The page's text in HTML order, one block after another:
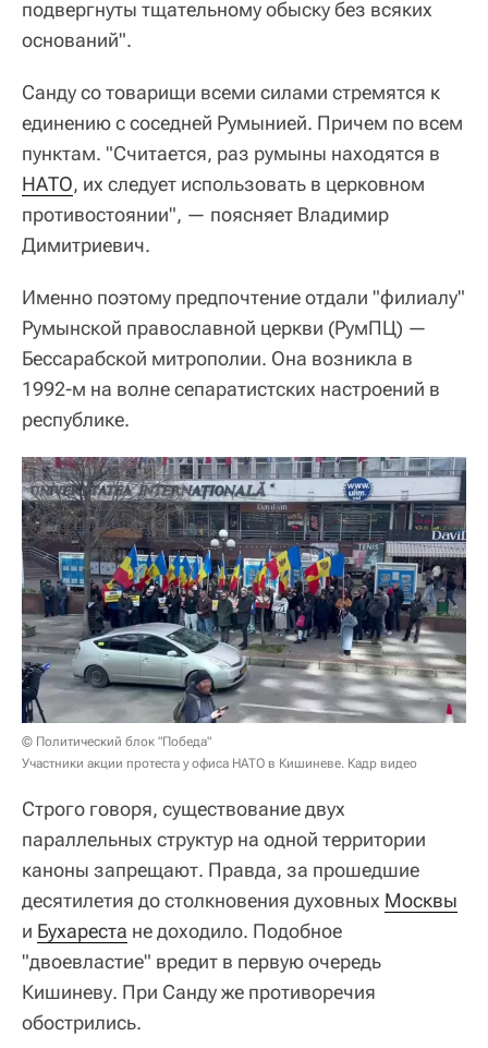
подвергнуты тщательному обыску без всяких
оснований".
Санду со товарищи всеми силами стремятся к
единению с соседней Румынией. Причем по всем
пунктам. "Считается, раз румыны находятся в
НАТО, их следует использовать в церковном
противостоянии", — поясняет Владимир
Димитриевич.
Именно поэтому предпочтение отдали "филиалу"
Румынской православной церкви (РумПЦ) —
Бессарабской митрополии. Она возникла в
1992-м на волне сепаратистских настроений в
республике.
© Политический блок "Победа"
Участники акции протеста у офиса НАТО в Кишиневе. Кадр видео
Строго говоря, существование двух
параллельных структур на одной территории
каноны запрещают. Правда, за прошедшие
десятилетия до столкновения духовных Москвы
и Бухареста не доходило. Подобное
"двоевластие" вредит в первую очередь
Кишиневу. При Санду же противоречия
обострились.